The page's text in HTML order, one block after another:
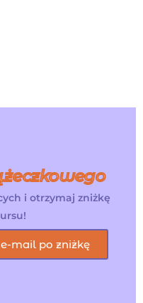
i otrzymaj zniżkę
mail po zniżkę